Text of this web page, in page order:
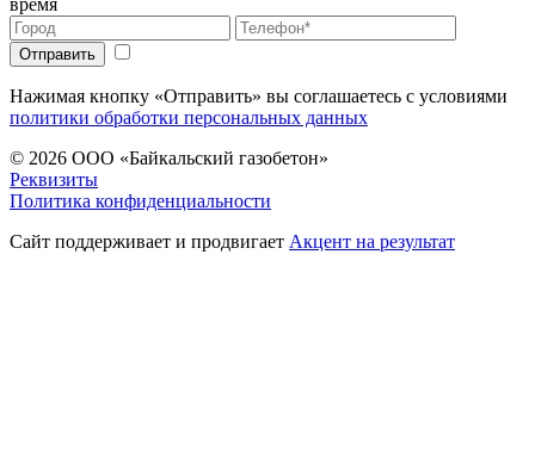
Нажимая кнопку «Отправить» вы соглашаетесь с условиями
политики обработки персональных данных
© 2026 ООО «Байкальский газобетон»
Реквизиты
Политика конфиденциальности
Сайт поддерживает и продвигает Акцент на результат